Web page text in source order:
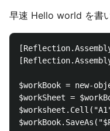
早速 Hello world を書
$workBook = new-
$workSheet =